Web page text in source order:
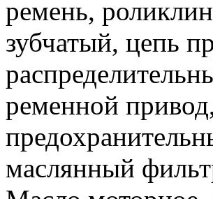
ремень,
зубчатый, цепь
ременной
маслянный